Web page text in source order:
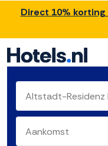
Direct 10%